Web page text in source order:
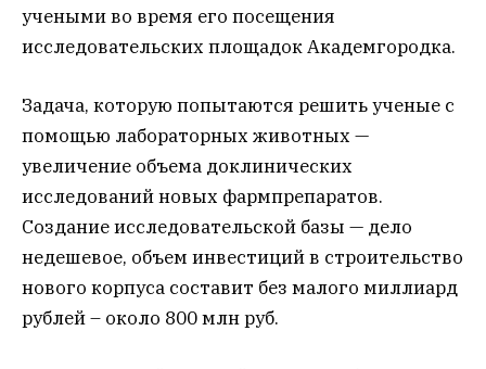
учеными во время его посещения
исследовательских площадок Академгородка.
Задача, которую попытаются решить ученые с
помощью лабораторных животных —
увеличение объема доклинических
исследований новых фармпрепаратов.
Создание исследовательской базы — дело
недешевое, объем инвестиций в строительство
нового корпуса составит без малого миллиард
рублей – около 800 млн руб.